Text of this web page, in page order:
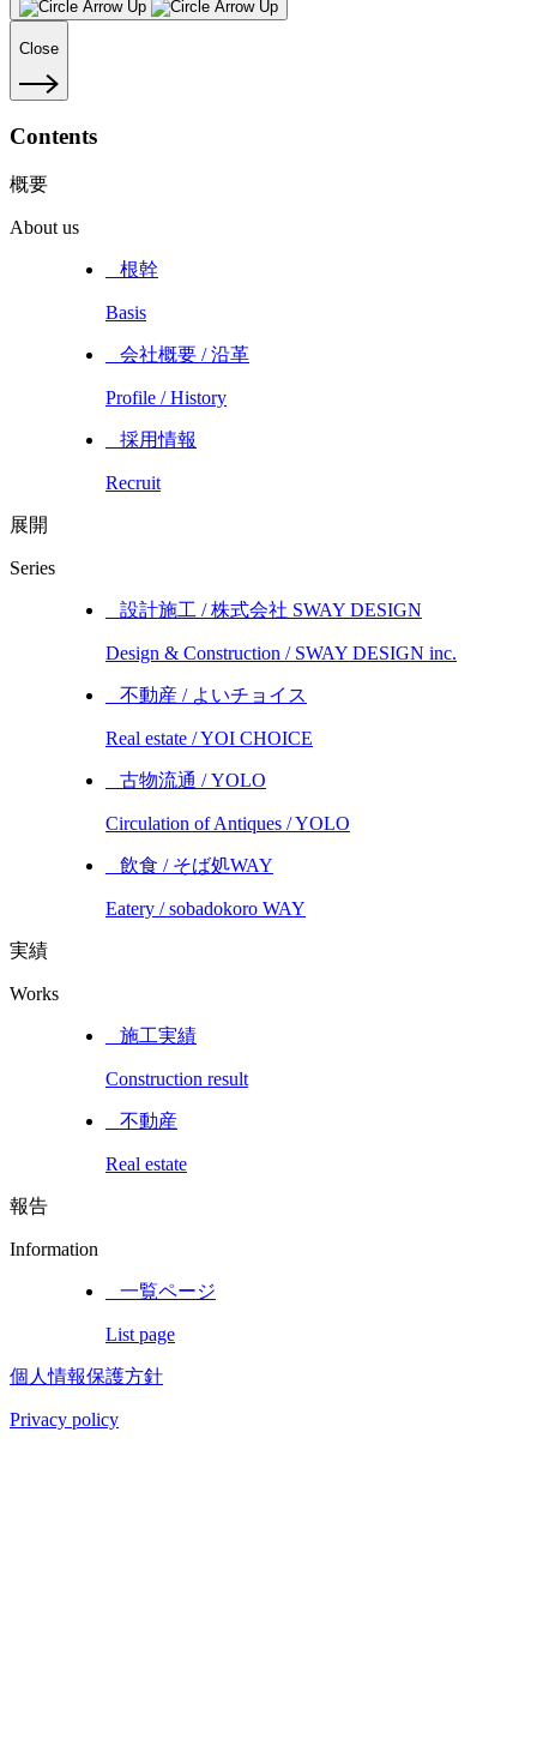
Close
Contents
概要
About us
_ 根幹
Basis
_ 会社概要 / 沿革
Profile / History
_ 採用情報
Recruit
展開
Series
_ 設計施工 / 株式会社 SWAY DESIGN
Design & Construction / SWAY DESIGN inc.
_ 不動産 / よいチョイス
Real estate / YOI CHOICE
_ 古物流通 / YOLO
Circulation of Antiques / YOLO
_ 飲食 / そば処WAY
Eatery / sobadokoro WAY
実績
Works
_ 施工実績
Construction result
_ 不動産
Real estate
報告
Information
_ 一覧ページ
List page
個人情報保護方針
Privacy policy